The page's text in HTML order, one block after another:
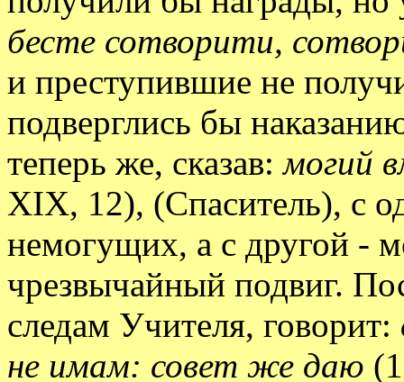
бесте сотворити,
и преступившие не
подверглись бы
теперь же, сказав:могий
XIX, 12), (Спаситель), с
немогущих, а с другой -
чрезвычайный подвиг.
следам Учителя, говорит:
не имам: совет же даю